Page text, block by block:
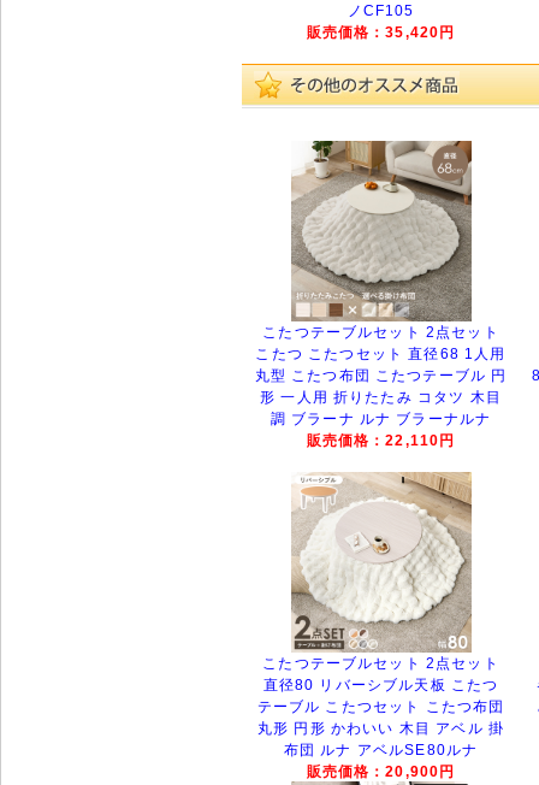
ノCF105
販売価格：35,420円
こたつテーブルセット 2点セット
こたつ こたつセット 直径68 1人用
丸型 こたつ布団 こたつテーブル 円
形 一人用 折りたたみ コタツ 木目
調 ブラーナ ルナ ブラーナルナ
販売価格：22,110円
こたつテーブルセット 2点セット
直径80 リバーシブル天板 こたつ
テーブル こたつセット こたつ布団
丸形 円形 かわいい 木目 アベル 掛
布団 ルナ アベルSE80ルナ
販売価格：20,900円